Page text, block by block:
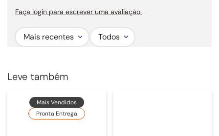
Largura comercial:Sob medida.
Faça login para escrever uma avaliação.
Mais recentes Todos
Leve também
Mais Vendidos
Pronta Entrega